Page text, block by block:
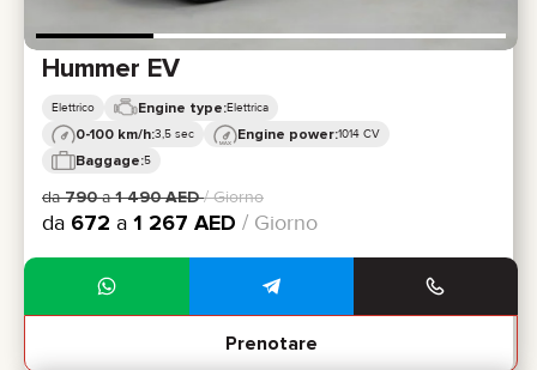
Hummer EV
Elettrico Engine type:Elettrica
0-100 km/h:3,5 sec Engine power:1014 CV
Baggage:5
da790a1 490 AED / Giorno
da 672 a 1 267 AED / Giorno
Prenotare